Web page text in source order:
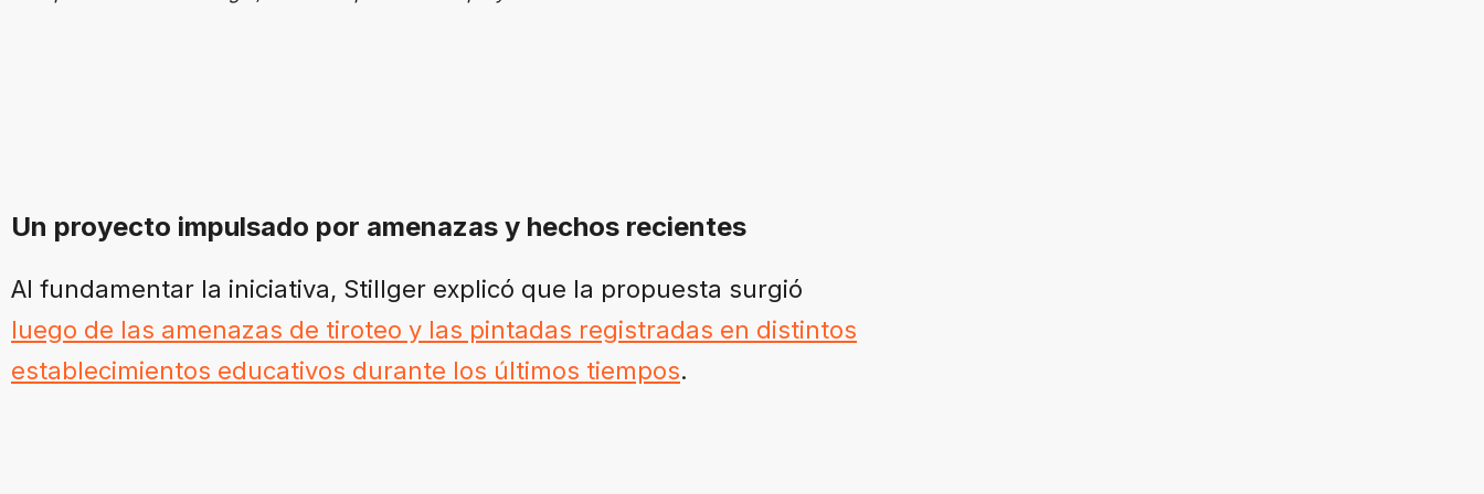
Un proyecto impulsado por amenazas y hechos recientes
Al fundamentar la iniciativa, Stillger explicó que la propuesta surgió
luego de las amenazas de tiroteo y las pintadas registradas en distintos
establecimientos educativos durante los últimos tiempos.